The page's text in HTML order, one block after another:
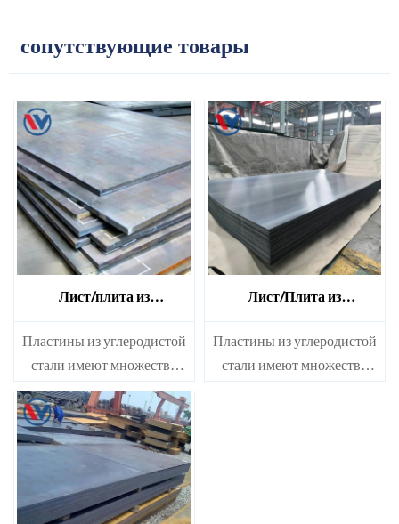
сопутствующие товары
Лист/плита из
углеродистой стали Q235
Пластины из углеродистой
стали имеют множество
применений и большое
количество. В основном
они используются на
железных дорогах, мостах и
различных строительных
объектах для изготовления
Лист/Плита из
углеродистой стали Q215
Пластины из углеродистой
стали имеют множество